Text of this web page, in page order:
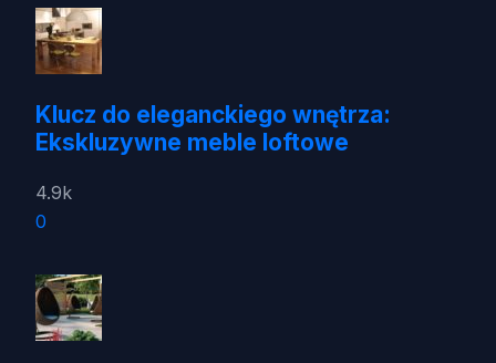
Klucz do eleganckiego wnętrza:
Ekskluzywne meble loftowe
4.9k
0